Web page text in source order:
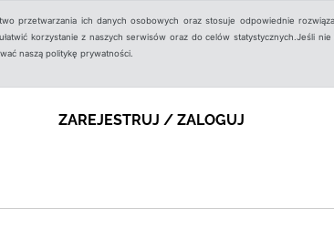
przetwarzania ich danych osobowych oraz stosuje odpowiednie
korzystanie z naszych serwisów oraz do celów statystycznych.Jeśli
naszą politykę prywatności.
ZAREJESTRUJ / ZALOGUJ